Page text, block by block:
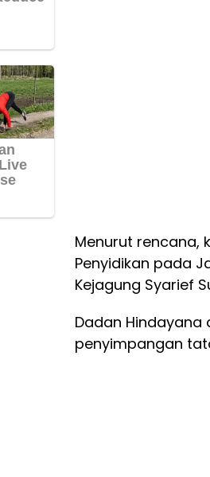
Menurut rencana,
Penyidikan pada
Kejagung Syarief
Dadan
penyimpangan